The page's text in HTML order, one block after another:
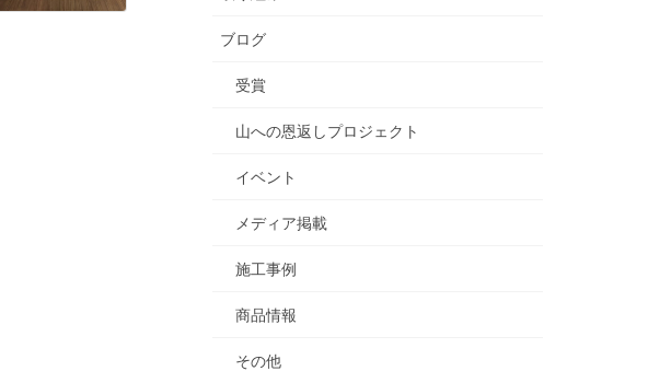
ブログ
受賞
山への恩返しプロジェクト
イベント
メディア掲載
施工事例
商品情報
その他